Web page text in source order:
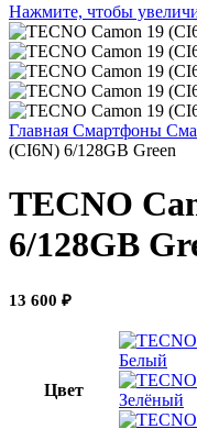
Нажмите, чтобы
Главная Смартфоны
(CI6N) 6/128GB Green
TECNO
6/128GB
13 600 ₽
Цвет
Белый
Зелёный